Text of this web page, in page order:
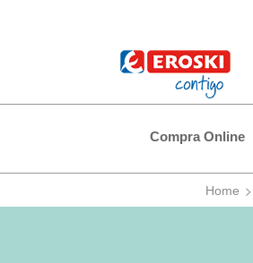
Compra Online
Home